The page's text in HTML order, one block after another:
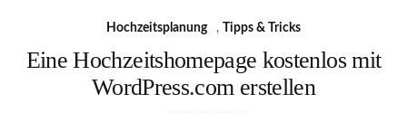
Hochzeitsplanung , Tipps & Tricks
Eine Hochzeitshomepage kostenlos mit
WordPress.com erstellen